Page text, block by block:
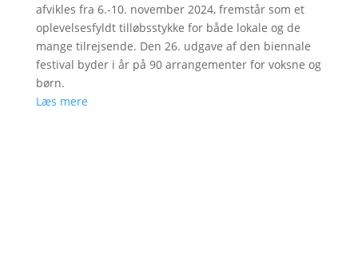
afvikles fra 6.-10. november 2024, fremstår som et
oplevelsesfyldt tilløbsstykke for både lokale og de
mange tilrejsende. Den 26. udgave af den biennale
festival byder i år på 90 arrangementer for voksne og
børn.
Læs mere